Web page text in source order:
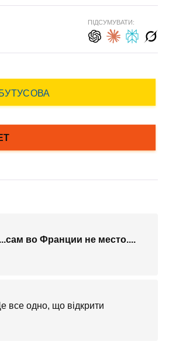
ПІДСУМУВАТИ:
во Франции не место....
все одно, що відкрити